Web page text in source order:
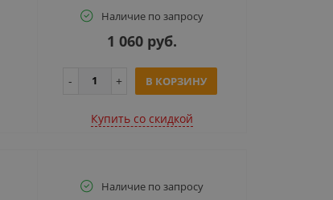
Наличие по запросу
1 060 руб.
В КОРЗИНУ
Купить cо скидкой
Наличие по запросу